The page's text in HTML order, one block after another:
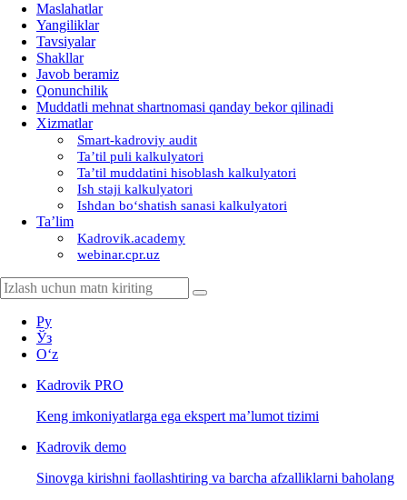
Maslahatlar
Yangiliklar
Tavsiyalar
Shakllar
Javob beramiz
Qonunchilik
Muddatli mehnat shartnomasi qanday bekor qilinadi
Xizmatlar
Smart-kadroviy audit
Ta’til puli kalkulyatori
Ta’til muddatini hisoblash kalkulyatori
Ish staji kalkulyatori
Ishdan boʻshatish sanasi kalkulyatori
Ta’lim
Kadrovik.academy
webinar.cpr.uz
Ру
Ўз
Oʻz
Kadrovik PRO
Keng imkoniyatlarga ega ekspert ma’lumot tizimi
Kadrovik demo
Sinovga kirishni faollashtiring va barcha afzalliklarni baholang